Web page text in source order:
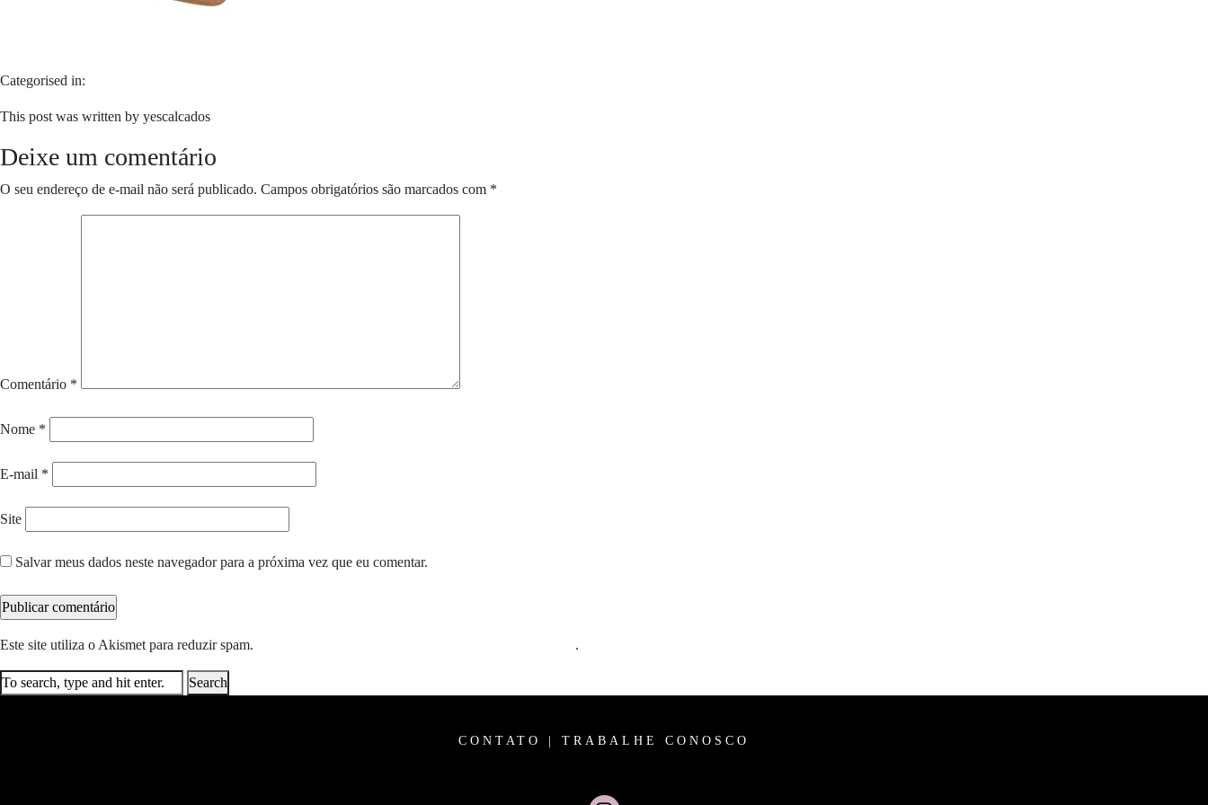
Categorised in:
This post was written by yescalcados
Deixe um comentário
O seu endereço de e-mail não será publicado. Campos obrigatórios são marcados com *
Comentário *
Nome *
E-mail *
Site
Salvar meus dados neste navegador para a próxima vez que eu comentar.
Este site utiliza o Akismet para reduzir spam. .
Search
CONTATO TRABALHE CONOSCO